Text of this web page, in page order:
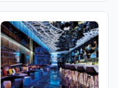
酒融合了液氮、可食用薄
膜和芳香精華等元素。在
專業調酒師的帶領下，
Quinary在精緻現代的環境
中提供經典和前衛雞尾酒
的豐富菜單。該酒吧獲得